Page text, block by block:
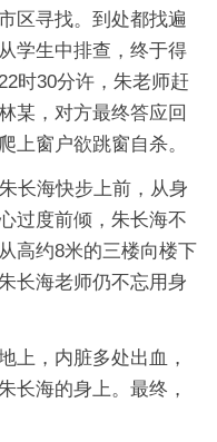
区寻找。到处都找遍
学生中排查，终于得
时30分许，朱老师赶
某，对方最终答应回
上窗户欲跳窗自杀。
长海快步上前，从身
过度前倾，朱长海不
高约8米的三楼向楼下
长海老师仍不忘用身
上，内脏多处出血，
长海的身上。最终，